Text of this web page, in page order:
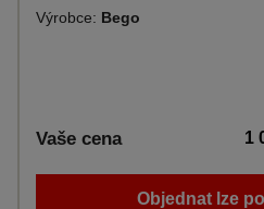
Výrobce: Bego
Vaše cena 1
Objednat lze